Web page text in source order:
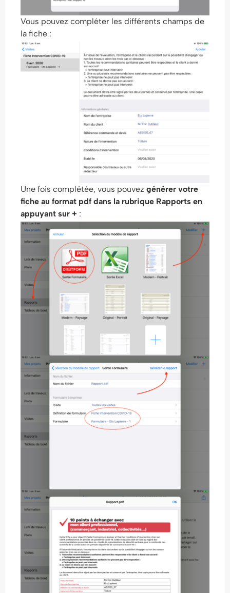
Vous pouvez compléter les différents champs de
la fiche :
Une fois complétée, vous pouvez générer votre
fiche au format pdf dans la rubrique Rapports en
appuyant sur + :